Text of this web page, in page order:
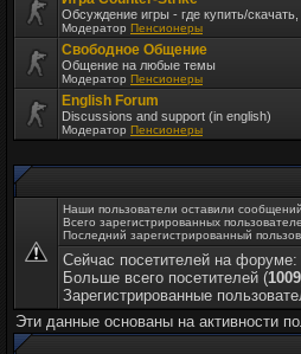
Обсуждение игры - где купить/
Модератор Пенсионеры
Свободное Общение
Общение на любые темы
Модератор Пенсионеры
English Forum
Discussions and support (in english)
Модератор Пенсионеры
Наши пользователи оставили
Всего зарегистрированных
Последний зарегистрированный
Сейчас посетителей на форуме:
Больше всего посетителей (1009
Зарегистрированные
Эти данные основаны на активности